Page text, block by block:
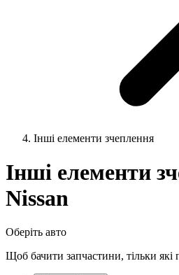
Інші елементи зчеплення
Інші елементи
Nissan
Оберіть авто
Щоб бачити запчастини, тільки які